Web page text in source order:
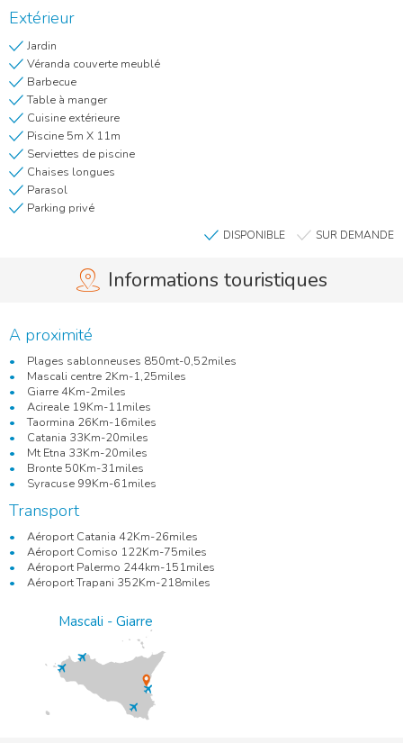
Extérieur
Jardin
Véranda couverte meublé
Barbecue
Table à manger
Cuisine extérieure
Piscine 5m X 11m
Serviettes de piscine
Chaises longues
Parasol
Parking privé
DISPONIBLE SUR DEMANDE
Informations touristiques
A proximité
Plages sablonneuses 850mt-0,52miles
Mascali centre 2Km-1,25miles
Giarre 4Km-2miles
Acireale 19Km-11miles
Taormina 26Km-16miles
Catania 33Km-20miles
Mt Etna 33Km-20miles
Bronte 50Km-31miles
Syracuse 99Km-61miles
Transport
Aéroport Catania 42Km-26miles
Aéroport Comiso 122Km-75miles
Aéroport Palermo 244km-151miles
Aéroport Trapani 352Km-218miles
Mascali - Giarre